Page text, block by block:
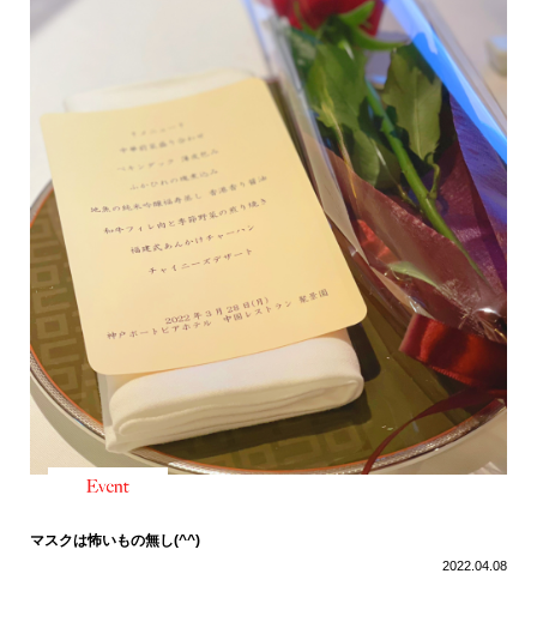
マスクは怖いもの無し(^^)
2022.04.08